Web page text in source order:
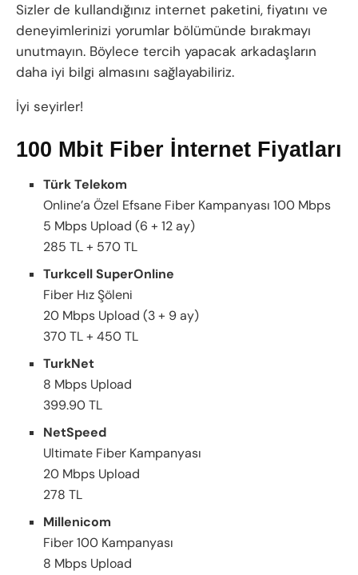
Sizler de kullandığınız internet paketini, fiyatını ve
deneyimlerinizi yorumlar bölümünde bırakmayı
unutmayın. Böylece tercih yapacak arkadaşların
daha iyi bilgi almasını sağlayabiliriz.
İyi seyirler!
100 Mbit Fiber İnternet Fiyatları
Türk Telekom
Online’a Özel Efsane Fiber Kampanyası 100 Mbps
5 Mbps Upload (6 + 12 ay)
285 TL + 570 TL
Turkcell SuperOnline
Fiber Hız Şöleni
20 Mbps Upload (3 + 9 ay)
370 TL + 450 TL
TurkNet
8 Mbps Upload
399.90 TL
NetSpeed
Ultimate Fiber Kampanyası
20 Mbps Upload
278 TL
Millenicom
Fiber 100 Kampanyası
8 Mbps Upload